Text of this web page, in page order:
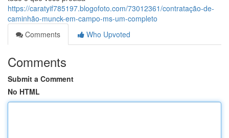
https://caratyif785197.blogofoto.com/73012361/contratação-de-
caminhão-munck-em-campo-ms-um-completo
Comments
Who Upvoted
Comments
Submit a Comment
No HTML